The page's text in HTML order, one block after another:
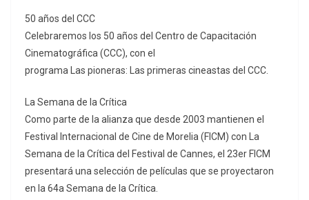
50 años del CCC
Celebraremos los 50 años del Centro de Capacitación
Cinematográfica (CCC), con el
programa Las pioneras: Las primeras cineastas del CCC.
La Semana de la Crítica
Como parte de la alianza que desde 2003 mantienen el
Festival Internacional de Cine de Morelia (FICM) con La
Semana de la Crítica del Festival de Cannes, el 23er FICM
presentará una selección de películas que se proyectaron
en la 64a Semana de la Crítica.